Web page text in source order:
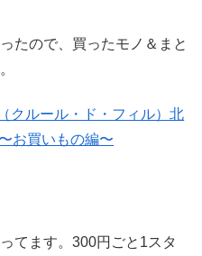
たので、買ったモノ＆まと
クルール・ド・フィル）北
お買いもの編〜
てます。300円ごと1スタ